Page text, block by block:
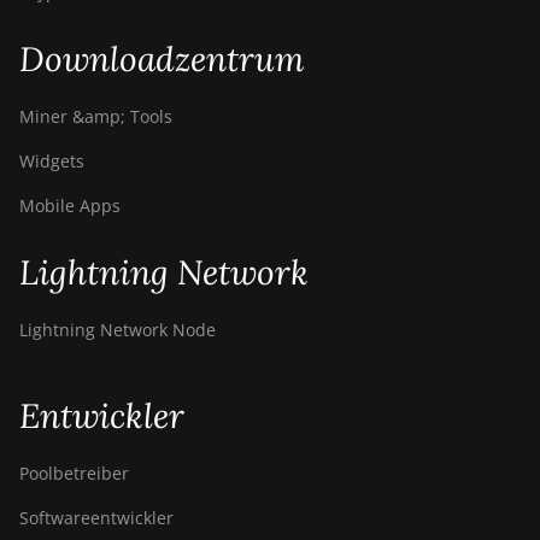
Downloadzentrum
Miner &amp; Tools
Widgets
Mobile Apps
Lightning Network
Lightning Network Node
Entwickler
Poolbetreiber
Softwareentwickler